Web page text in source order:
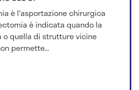
è l'asportazione chirurgica
è indicata quando la
o quella di strutture vicine
permette...